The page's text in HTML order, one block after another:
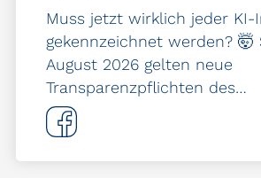
Muss jetzt wirklich jeder KI-
gekennzeichnet werden? 🤯
August 2026 gelten neue
Transparenzpflichten des…